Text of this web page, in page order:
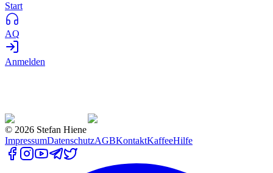
Start
AQ
Anmelden
© 2026 Stefan Hiene
ImpressumDatenschutzAGBKontaktKaffeeHilfe